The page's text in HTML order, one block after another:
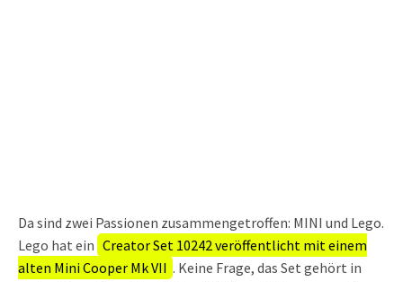
Da sind zwei Passionen zusammengetroffen: MINI und Lego.
Lego hat ein Creator Set 10242 veröffentlicht mit einem
alten Mini Cooper Mk VII . Keine Frage, das Set gehört in